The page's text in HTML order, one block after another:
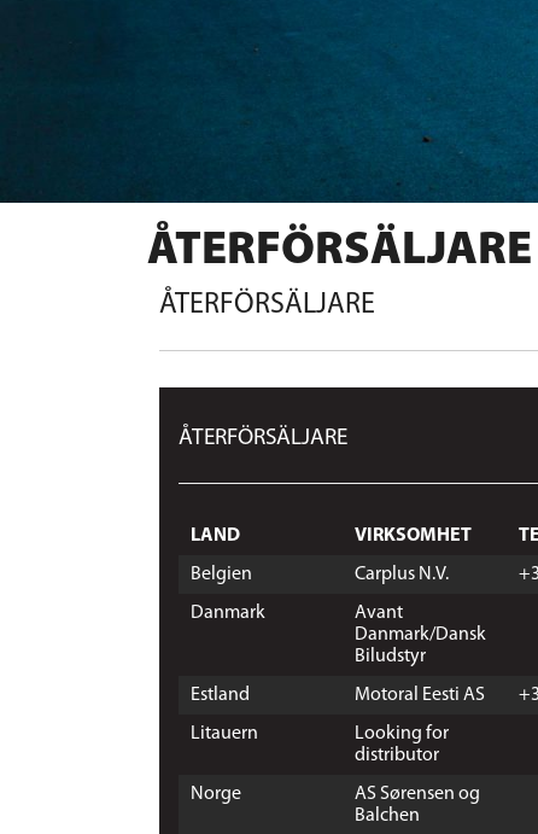
ÅTERFÖRSÄLJARE
ÅTERFÖRSÄLJARE
ÅTERFÖRSÄLJARE
LAND VIRKSOMHET
Belgien
Carplus N.V.
Danmark
Avant
Danmark/Dansk
Biludstyr
Estland Motoral Eesti AS
Litauern
Looking for
distributor
Norge
AS Sørensen og
Balchen